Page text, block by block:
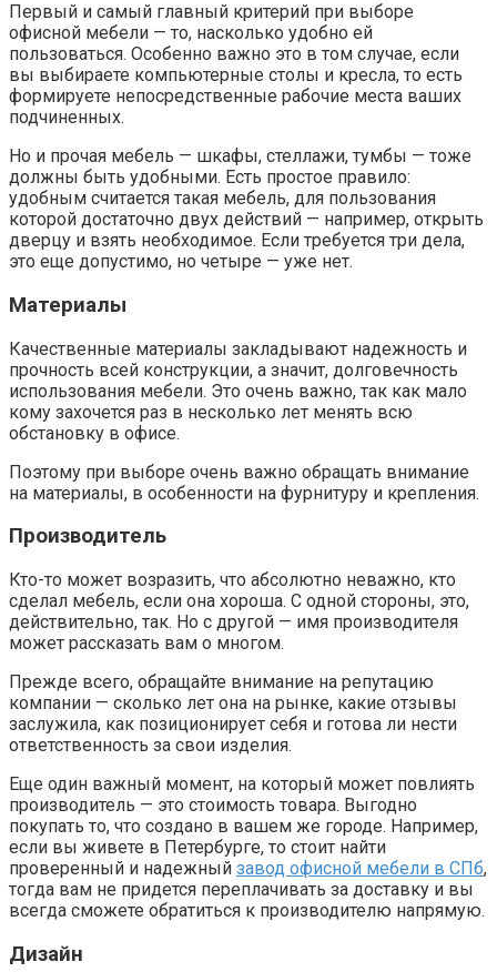
Первый и самый главный критерий при выборе
офисной мебели — то, насколько удобно ей
пользоваться. Особенно важно это в том случае, если
вы выбираете компьютерные столы и кресла, то есть
формируете непосредственные рабочие места ваших
подчиненных.
Но и прочая мебель — шкафы, стеллажи, тумбы — тоже
должны быть удобными. Есть простое правило:
удобным считается такая мебель, для пользования
которой достаточно двух действий — например, открыть
дверцу и взять необходимое. Если требуется три дела,
это еще допустимо, но четыре — уже нет.
Материалы
Качественные материалы закладывают надежность и
прочность всей конструкции, а значит, долговечность
использования мебели. Это очень важно, так как мало
кому захочется раз в несколько лет менять всю
обстановку в офисе.
Поэтому при выборе очень важно обращать внимание
на материалы, в особенности на фурнитуру и крепления.
Производитель
Кто-то может возразить, что абсолютно неважно, кто
сделал мебель, если она хороша. С одной стороны, это,
действительно, так. Но с другой — имя производителя
может рассказать вам о многом.
Прежде всего, обращайте внимание на репутацию
компании — сколько лет она на рынке, какие отзывы
заслужила, как позиционирует себя и готова ли нести
ответственность за свои изделия.
Еще один важный момент, на который может повлиять
производитель — это стоимость товара. Выгодно
покупать то, что создано в вашем же городе. Например,
если вы живете в Петербурге, то стоит найти
проверенный и надежный завод офисной мебели в СПб,
тогда вам не придется переплачивать за доставку и вы
всегда сможете обратиться к производителю напрямую.
Дизайн